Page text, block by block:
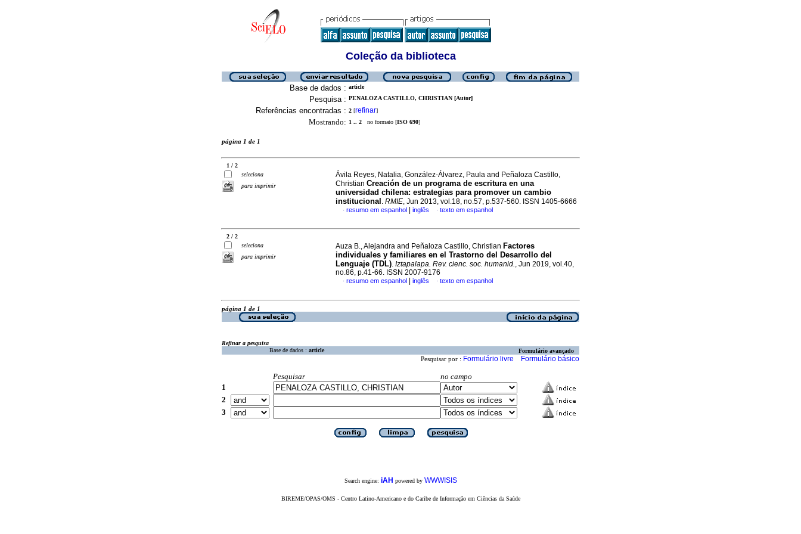
Coleção da biblioteca
Base de dados : article
Pesquisa : PENALOZA CASTILLO, CHRISTIAN [Autor]
Referências encontradas : 2 [refinar]
Mostrando: 1 .. 2 no formato [ISO 690]
página 1 de 1
1 / 2
seleciona
para imprimir
Ávila Reyes, Natalia, González-Álvarez, Paula and Peñaloza Castillo,
Christian Creación de un programa de escritura en una
universidad chilena: estrategias para promover un cambio
institucional . RMIE, Jun 2013, vol.18, no.57, p.537-560. ISSN 1405-6666
· resumo em espanhol inglês · texto em espanhol
2 / 2
seleciona
para imprimir
Auza B., Alejandra and Peñaloza Castillo, Christian Factores
individuales y familiares en el Trastorno del Desarrollo del
Lenguaje (TDL). Iztapalapa. Rev. cienc. soc. humanid., Jun 2019, vol.40,
no.86, p.41-66. ISSN 2007-9176
· resumo em espanhol inglês · texto em espanhol
página 1 de 1
Refinar a pesquisa
Base de dados : article Formulário avançado
Pesquisar por : Formulário livre Formulário básico
Pesquisar
no campo
1
2
3
Search engine: iAH powered by WWWISIS
BIREME/OPAS/OMS - Centro Latino-Americano e do Caribe de Informação em Ciências da Saúde